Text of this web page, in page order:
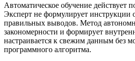
Автоматическое обучение действует
Эксперт не формулирует инструкции
правильных выводов. Метод
закономерности и формирует
настраивается к свежим данным без
программного алгоритма.